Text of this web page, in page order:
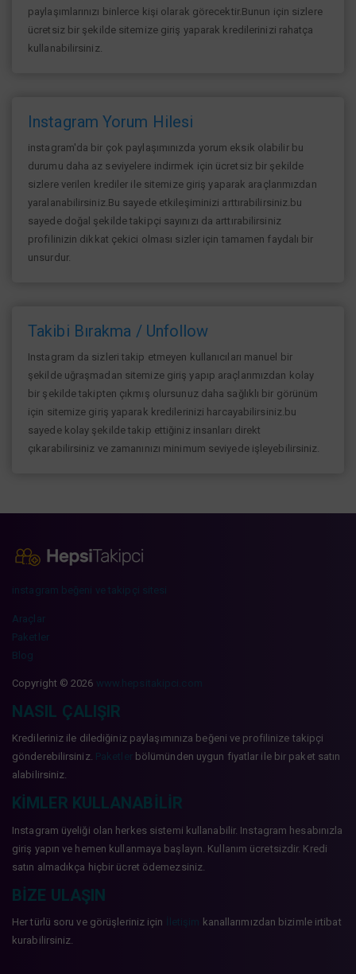
paylaşımlarınızı binlerce kişi olarak görecektir.Bunun için sizlere
ücretsiz bir şekilde sitemize giriş yaparak kredilerinizi rahatça
kullanabilirsiniz.
Instagram Yorum Hilesi
instagram'da bir çok paylaşımınızda yorum eksik olabilir bu
durumu daha az seviyelere indirmek için ücretsiz bir şekilde
sizlere verilen krediler ile sitemize giriş yaparak araçlarımızdan
yaralanabilirsiniz.Bu sayede etkileşiminizi arttırabilirsiniz.bu
sayede doğal şekilde takipçi sayınızı da arttırabilirsiniz
profilinizin dikkat çekici olması sizler için tamamen faydalı bir
unsurdur.
Takibi Bırakma / Unfollow
Instagram da sizleri takip etmeyen kullanıcıları manuel bir
şekilde uğraşmadan sitemize giriş yapıp araçlarımızdan kolay
bir şekilde takipten çıkmış olursunuz daha sağlıklı bir görünüm
için sitemize giriş yaparak kredilerinizi harcayabilirsiniz.bu
sayede kolay şekilde takip ettiğiniz insanları direkt
çıkarabilirsiniz ve zamanınızı minimum seviyede işleyebilirsiniz.
instagram beğeni ve takipçi sitesi
Araçlar
Paketler
Blog
Copyright © 2026 www.hepsitakipci.com
NASIL ÇALIŞIR
Kredileriniz ile dilediğiniz paylaşımınıza beğeni ve profilinize takipçi
gönderebilirsiniz. Paketler bölümünden uygun fiyatlar ile bir paket satın
alabilirsiniz.
KIMLER KULLANABILIR
Instagram üyeliği olan herkes sistemi kullanabilir. Instagram hesabınızla
giriş yapın ve hemen kullanmaya başlayın. Kullanım ücretsizdir. Kredi
satın almadıkça hiçbir ücret ödemezsiniz.
BIZE ULAŞIN
Her türlü soru ve görüşleriniz için
kanallarımızdan bizimle irtibat
kurabilirsiniz.